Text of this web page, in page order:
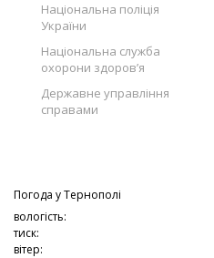
Національна поліція
України
Національна служба
охорони здоров’я
Державне управління
справами
Погода уТернополі
вологість:
тиск:
вітер: